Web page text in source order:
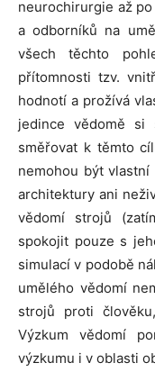
neurochirurgie až
a odborníků na
všech těchto
přítomnosti tzv.
hodnotí a prožívá
jedince vědomě si
směřovat k těmto
nemohou být
architektury ani
vědomí strojů
spokojit pouze s
simulací v podobě
umělého vědomí
strojů proti
Výzkum vědomí
výzkumu i v oblasti